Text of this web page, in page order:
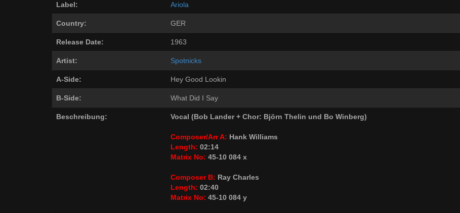
Label: Ariola
Country: GER
Release Date: 1963
Artist: Spotnicks
A-Side: Hey Good Lookin
B-Side: What Did I Say
Beschreibung: Vocal (Bob Lander + Chor: Björn Thelin und Bo Winberg)
Composer/Arr A: Hank Williams
Length: 02:14
Matrix No: 45-10 084 x
Composer B: Ray Charles
Length: 02:40
Matrix No: 45-10 084 y